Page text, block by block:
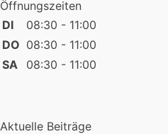
Öffnungszeiten
DI
08:30 - 11:00
DO 08:30 - 11:00
SA
08:30 - 11:00
Aktuelle Beiträge